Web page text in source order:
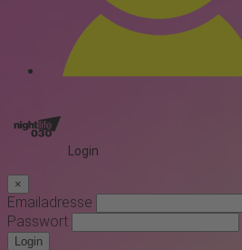
Login
×
Emailadresse
Passwort
Login